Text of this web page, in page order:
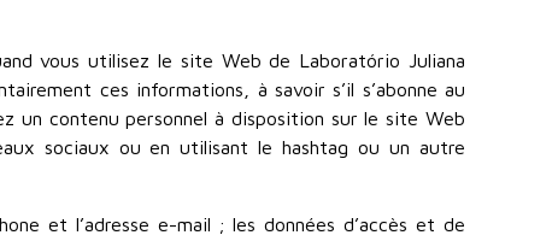
vous utilisez le site Web de Laboratório Juliana
ces informations, à savoir s’il s’abonne au
un contenu personnel à disposition sur le site Web
sociaux ou en utilisant le hashtag ou un autre
et l’adresse e-mail ; les données d’accès et de